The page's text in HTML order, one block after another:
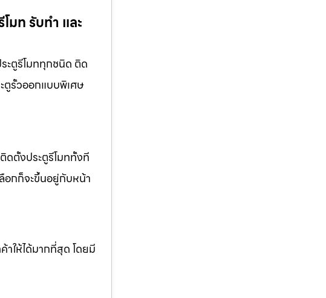
มท รับทำ และ
ะตูรีโมททุกชนิด ติด
ตูรั้วออกแบบพิเศษ
ดตั้งประตูรีโมททั้งที
อกก็จะขึ้นอยู่กับหน้า
ให้ได้มากที่สุด โดยมี